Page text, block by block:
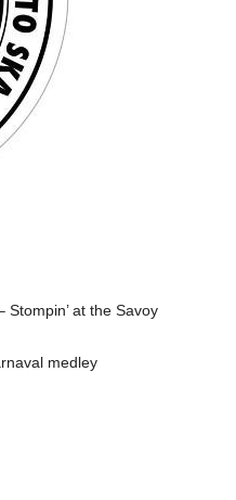
at the Savoy
medley